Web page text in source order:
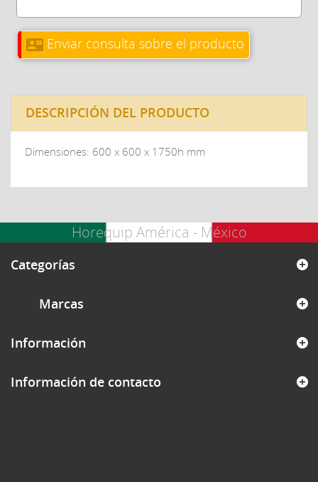
contact_mail Enviar consulta sobre el producto
DESCRIPCIÓN DEL PRODUCTO
Dimensiones: 600 x 600 x 1750h mm
Horequip América - México
Categorías
Marcas
Información
Información de contacto